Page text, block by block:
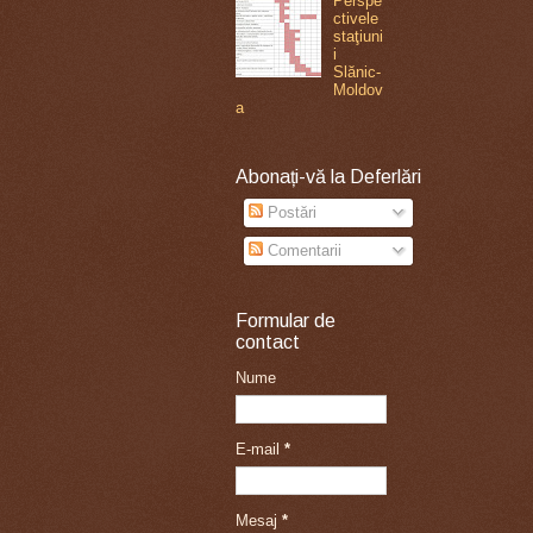
ctivele
staţiuni
i
Slănic-
Moldov
a
Abonați-vă la Deferlări
Postări
Comentarii
Formular de
contact
Nume
E-mail *
Mesaj *